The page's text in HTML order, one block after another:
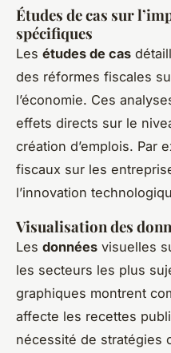
Études de cas sur
spécifiques
Les études de cas
des réformes fiscales
l’économie. Ces
effets directs sur le
création d’emplois. Par
fiscaux sur les
l’innovation
Visualisation des
Les données visuelles
les secteurs les plus
graphiques montrent
affecte les recettes
nécessité de stratégies